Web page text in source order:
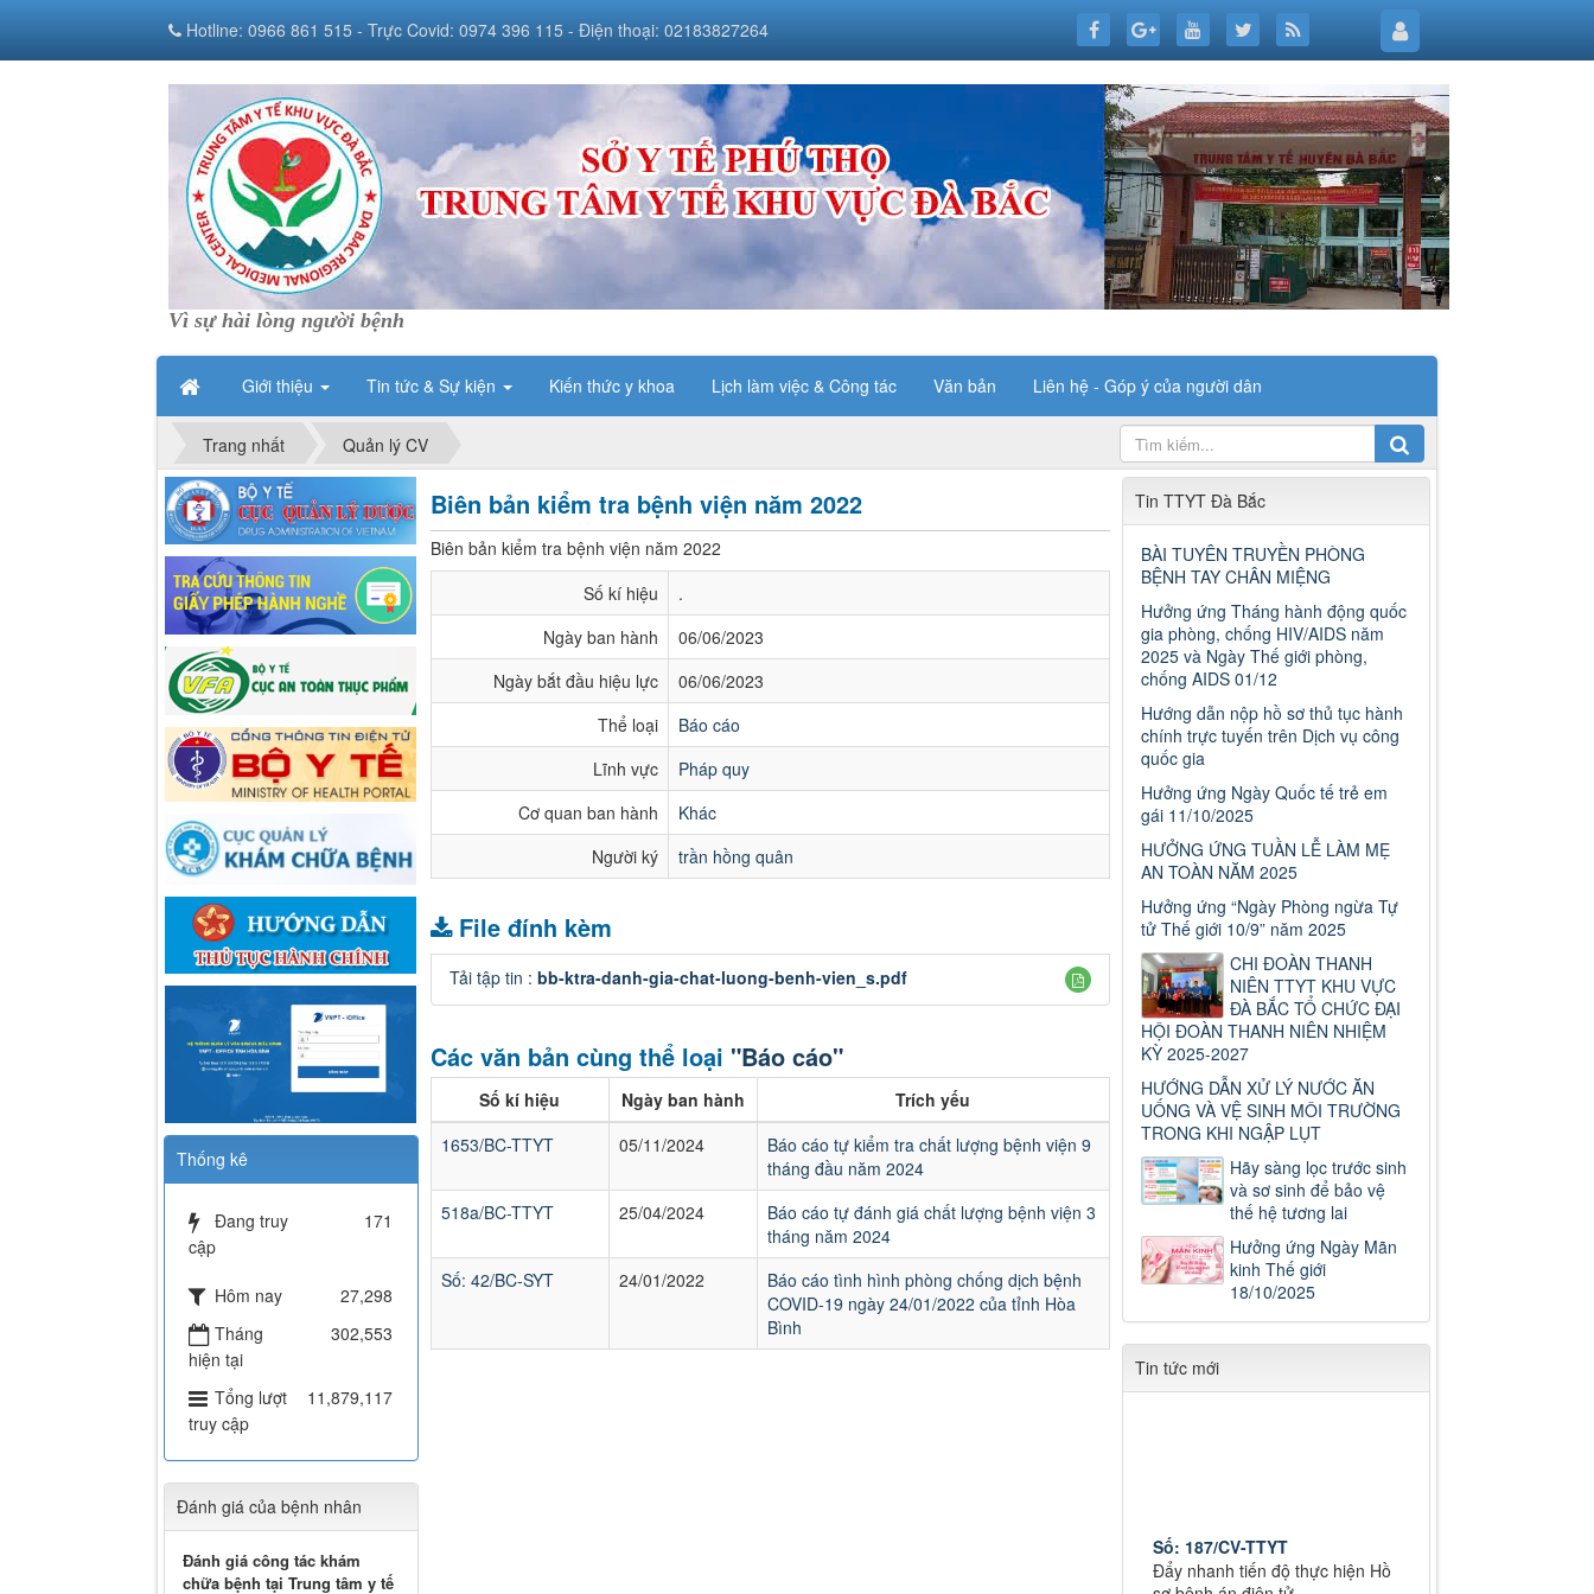
Vì sự hài lòng người bệnh
Giới thiệu Tin tức & Sự kiện Kiến thức y khoa Lịch làm việc & Công tác Văn bản Liên hệ - Góp ý của người dân
Hotline: 0966 861 515 - Trực Covid: 0974 396 115 - Điện thoại: 02183827264
Trang nhất Quản lý CV
Biên bản kiểm tra bệnh viện năm 2022
Biên bản kiểm tra bệnh viện năm 2022
Số kí hiệu
.
Ngày ban hành
06/06/2023
Ngày bắt đầu hiệu lực
06/06/2023
Thể loại
Báo cáo
Lĩnh vực
Pháp quy
Cơ quan ban hành
Khác
Người ký
trần hồng quân
File đính kèm
Tải tập tin : bb-ktra-danh-gia-chat-luong-benh-vien_s.pdf
Các văn bản cùng thể loại "Báo cáo"
Số kí hiệu Ngày ban hành
Trích yếu
1653/BC-TTYT
05/11/2024
Báo cáo tự kiểm tra chất lượng bệnh viện 9
tháng đầu năm 2024
518a/BC-TTYT
25/04/2024
Báo cáo tự đánh giá chất lượng bệnh viện 3
tháng năm 2024
Số: 42/BC-SYT
24/01/2022
Báo cáo tình hình phòng chống dịch bệnh
COVID-19 ngày 24/01/2022 của tỉnh Hòa
Bình
Tin TTYT Đà Bắc
BÀI TUYÊN TRUYỀN PHÒNG
BỆNH TAY CHÂN MIỆNG
Hưởng ứng Tháng hành động quốc
gia phòng, chống HIV/AIDS năm
2025 và Ngày Thế giới phòng,
chống AIDS 01/12
Hướng dẫn nộp hồ sơ thủ tục hành
chính trực tuyến trên Dịch vụ công
quốc gia
Hưởng ứng Ngày Quốc tế trẻ em
gái 11/10/2025
HƯỞNG ỨNG TUẦN LỄ LÀM MẸ
AN TOÀN NĂM 2025
Hưởng ứng “Ngày Phòng ngừa Tự
tử Thế giới 10/9” năm 2025
CHI ĐOÀN THANH
NIÊN TTYT KHU VỰC
ĐÀ BẮC TỔ CHỨC ĐẠI
HỘI ĐOÀN THANH NIÊN NHIỆM
KỲ 2025-2027
HƯỚNG DẪN XỬ LÝ NƯỚC ĂN
UỐNG VÀ VỆ SINH MÔI TRƯỜNG
TRONG KHI NGẬP LỤT
Hãy sàng lọc trước sinh
và sơ sinh để bảo vệ
thế hệ tương lai
Hưởng ứng Ngày Mãn
kinh Thế giới
18/10/2025
Tin tức mới
Số: 187/CV-TTYT
Đẩy nhanh tiến độ thực hiện Hồ
sơ bệnh án điện tử
Thống kê
Đang truy
cập
171
Hôm nay
27,298
Tháng
hiện tại
302,553
Tổng lượt
truy cập
11,879,117
Đánh giá của bệnh nhân
Đánh giá công tác khám
chữa bệnh tại Trung tâm y tế